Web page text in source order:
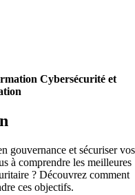
Cybersécurité et
gouvernance et sécuriser vos
à comprendre les meilleures
? Découvrez comment
ces objectifs.